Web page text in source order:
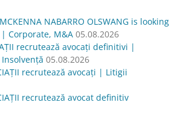
NABARRO OLSWANG is looking
Corporate, M&A 05.08.2026
recrutează avocați definitivi |
05.08.2026
recrutează avocați | Litigii
recrutează avocat definitiv